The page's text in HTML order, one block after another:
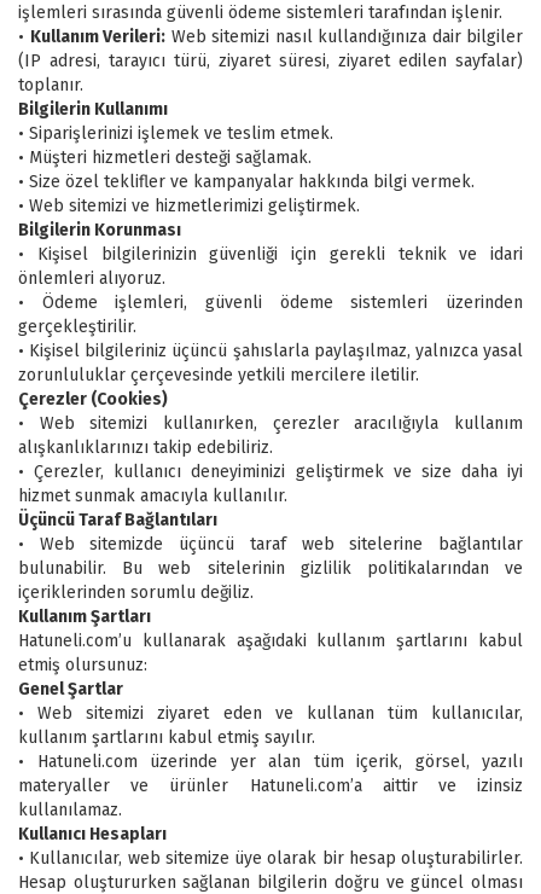
işlemleri sırasında güvenli ödeme sistemleri tarafından işlenir.
• Kullanım Verileri: Web sitemizi nasıl kullandığınıza dair bilgiler
(IP adresi, tarayıcı türü, ziyaret süresi, ziyaret edilen sayfalar)
toplanır.
Bilgilerin Kullanımı
• Siparişlerinizi işlemek ve teslim etmek.
• Müşteri hizmetleri desteği sağlamak.
• Size özel teklifler ve kampanyalar hakkında bilgi vermek.
• Web sitemizi ve hizmetlerimizi geliştirmek.
Bilgilerin Korunması
• Kişisel bilgilerinizin güvenliği için gerekli teknik ve idari
önlemleri alıyoruz.
• Ödeme işlemleri, güvenli ödeme sistemleri üzerinden
gerçekleştirilir.
• Kişisel bilgileriniz üçüncü şahıslarla paylaşılmaz, yalnızca yasal
zorunluluklar çerçevesinde yetkili mercilere iletilir.
Çerezler (Cookies)
• Web sitemizi kullanırken, çerezler aracılığıyla kullanım
alışkanlıklarınızı takip edebiliriz.
• Çerezler, kullanıcı deneyiminizi geliştirmek ve size daha iyi
hizmet sunmak amacıyla kullanılır.
Üçüncü Taraf Bağlantıları
• Web sitemizde üçüncü taraf web sitelerine bağlantılar
bulunabilir. Bu web sitelerinin gizlilik politikalarından ve
içeriklerinden sorumlu değiliz.
Kullanım Şartları
Hatuneli.com’u kullanarak aşağıdaki kullanım şartlarını kabul
etmiş olursunuz:
Genel Şartlar
• Web sitemizi ziyaret eden ve kullanan tüm kullanıcılar,
kullanım şartlarını kabul etmiş sayılır.
• Hatuneli.com üzerinde yer alan tüm içerik, görsel, yazılı
materyaller ve ürünler Hatuneli.com’a aittir ve izinsiz
kullanılamaz.
Kullanıcı Hesapları
• Kullanıcılar, web sitemize üye olarak bir hesap oluşturabilirler.
Hesap oluştururken sağlanan bilgilerin doğru ve güncel olması